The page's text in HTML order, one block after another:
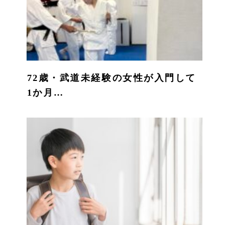
72歳・武道未経験の女性が入門して
1か月…